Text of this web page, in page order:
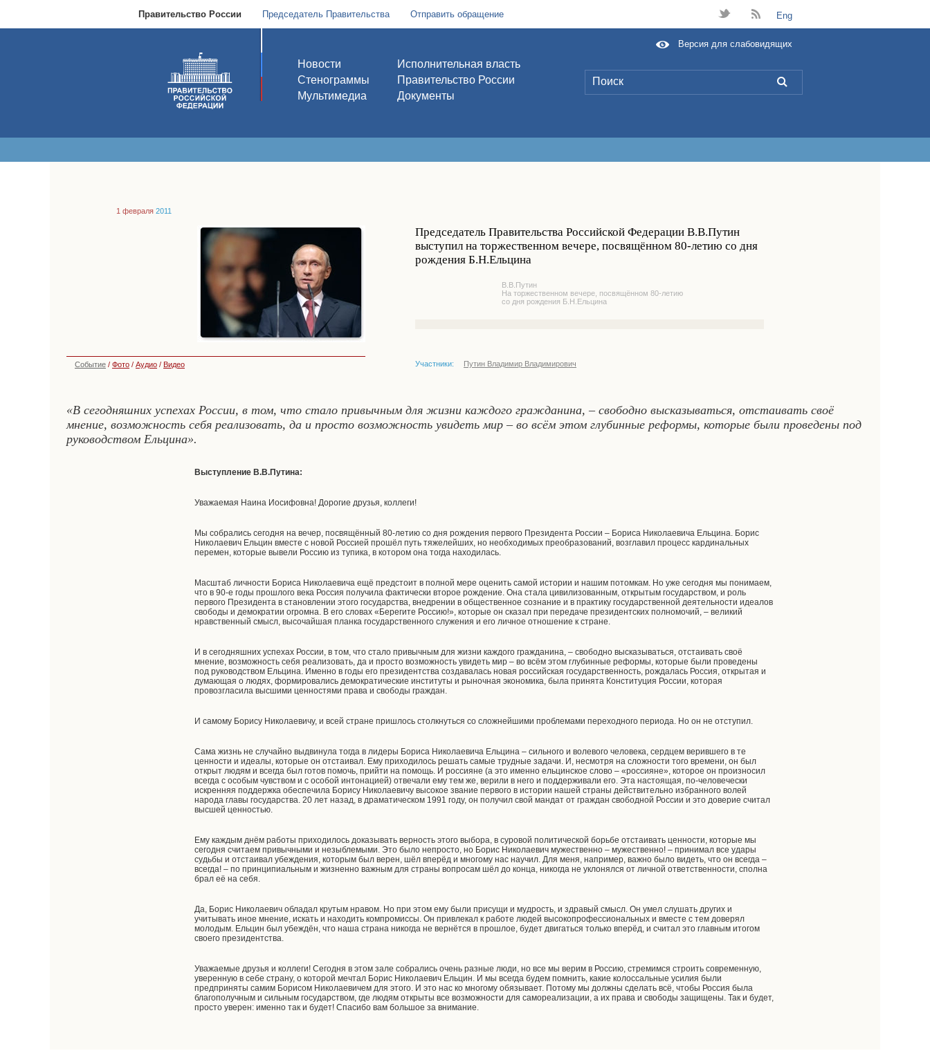
Правительство России Председатель Правительства Отправить обращение t B Eng
Новости
Стенограммы
Мультимедиа
Исполнительная власть
Правительство России
Документы
L
Версия для слабовидящих
1 февраля 2011
Председатель Правительства Российской Федерации В.В.Путин
выступил на торжественном вечере, посвящённом 80-летию со дня
рождения Б.Н.Ельцина
В.В.Путин
На торжественном вечере, посвящённом 80-летию
со дня рождения Б.Н.Ельцина
Событие / Фото / Аудио / Видео Участники: Путин Владимир Владимирович
«В сегодняшних успехах России, в том, что стало привычным для жизни каждого гражданина, – свободно высказываться, отстаивать своё
мнение, возможность себя реализовать, да и просто возможность увидеть мир – во всём этом глубинные реформы, которые были проведены под
руководством Ельцина».
Выступление В.В.Путина:
Уважаемая Наина Иосифовна! Дорогие друзья, коллеги!
Мы собрались сегодня на вечер, посвящённый 80-летию со дня рождения первого Президента России – Бориса Николаевича Ельцина. Борис
Николаевич Ельцин вместе с новой Россией прошёл путь тяжелейших, но необходимых преобразований, возглавил процесс кардинальных
перемен, которые вывели Россию из тупика, в котором она тогда находилась.
Масштаб личности Бориса Николаевича ещё предстоит в полной мере оценить самой истории и нашим потомкам. Но уже сегодня мы понимаем,
что в 90-е годы прошлого века Россия получила фактически второе рождение. Она стала цивилизованным, открытым государством, и роль
первого Президента в становлении этого государства, внедрении в общественное сознание и в практику государственной деятельности идеалов
свободы и демократии огромна. В его словах «Берегите Россию!», которые он сказал при передаче президентских полномочий, – великий
нравственный смысл, высочайшая планка государственного служения и его личное отношение к стране.
И в сегодняшних успехах России, в том, что стало привычным для жизни каждого гражданина, – свободно высказываться, отстаивать своё
мнение, возможность себя реализовать, да и просто возможность увидеть мир – во всём этом глубинные реформы, которые были проведены
под руководством Ельцина. Именно в годы его президентства создавалась новая российская государственность, рождалась Россия, открытая и
думающая о людях, формировались демократические институты и рыночная экономика, была принята Конституция России, которая
провозгласила высшими ценностями права и свободы граждан.
И самому Борису Николаевичу, и всей стране пришлось столкнуться со сложнейшими проблемами переходного периода. Но он не отступил.
Сама жизнь не случайно выдвинула тогда в лидеры Бориса Николаевича Ельцина – сильного и волевого человека, сердцем верившего в те
ценности и идеалы, которые он отстаивал. Ему приходилось решать самые трудные задачи. И, несмотря на сложности того времени, он был
открыт людям и всегда был готов помочь, прийти на помощь. И россияне (а это именно ельцинское слово – «россияне», которое он произносил
всегда с особым чувством и с особой интонацией) отвечали ему тем же, верили в него и поддерживали его. Эта настоящая, по-человечески
искренняя поддержка обеспечила Борису Николаевичу высокое звание первого в истории нашей страны действительно избранного волей
народа главы государства. 20 лет назад, в драматическом 1991 году, он получил свой мандат от граждан свободной России и это доверие считал
высшей ценностью.
Ему каждым днём работы приходилось доказывать верность этого выбора, в суровой политической борьбе отстаивать ценности, которые мы
сегодня считаем привычными и незыблемыми. Это было непросто, но Борис Николаевич мужественно – мужественно! – принимал все удары
судьбы и отстаивал убеждения, которым был верен, шёл вперёд и многому нас научил. Для меня, например, важно было видеть, что он всегда –
всегда! – по принципиальным и жизненно важным для страны вопросам шёл до конца, никогда не уклонялся от личной ответственности, сполна
брал её на себя.
Да, Борис Николаевич обладал крутым нравом. Но при этом ему были присущи и мудрость, и здравый смысл. Он умел слушать других и
учитывать иное мнение, искать и находить компромиссы. Он привлекал к работе людей высокопрофессиональных и вместе с тем доверял
молодым. Ельцин был убеждён, что наша страна никогда не вернётся в прошлое, будет двигаться только вперёд, и считал это главным итогом
своего президентства.
Уважаемые друзья и коллеги! Сегодня в этом зале собрались очень разные люди, но все мы верим в Россию, стремимся строить современную,
уверенную в себе страну, о которой мечтал Борис Николаевич Ельцин. И мы всегда будем помнить, какие колоссальные усилия были
предприняты самим Борисом Николаевичем для этого. И это нас ко многому обязывает. Потому мы должны сделать всё, чтобы Россия была
благополучным и сильным государством, где людям открыты все возможности для самореализации, а их права и свободы защищены. Так и будет,
просто уверен: именно так и будет! Спасибо вам большое за внимание.